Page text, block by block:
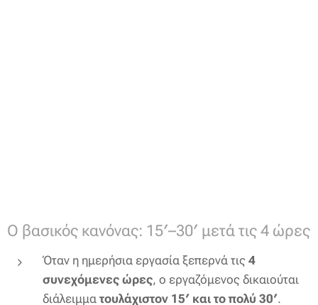
Ο βασικός κανόνας: 15′–30′ μετά τις 4 ώρες
Όταν η ημερήσια εργασία ξεπερνά τις 4
συνεχόμενες ώρες, ο εργαζόμενος δικαιούται
διάλειμμα τουλάχιστον 15′ και το πολύ 30′.